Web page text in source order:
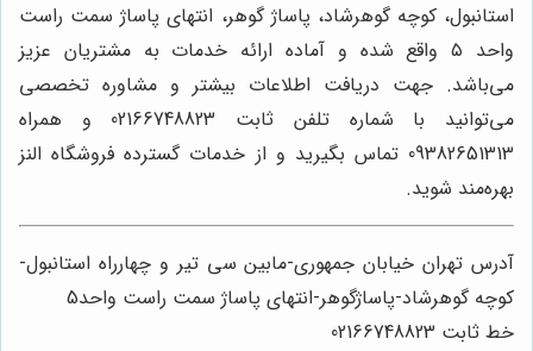
استانبول، کوچه گوهرشاد، پاساژ گوهر، انتهای پاساژ سمت راست
واحد ۵ واقع شده و آماده ارائه خدمات به مشتریان عزیز
می‌باشد. جهت دریافت اطلاعات بیشتر و مشاوره تخصصی
می‌توانید با شماره تلفن ثابت 02166748823 و همراه
09382651313 تماس بگیرید و از خدمات گسترده فروشگاه النز
بهره‌مند شوید.
آدرس تهران خیابان جمهوری-مابین سی تیر و چهارراه استانبول-
کوچه گوهرشاد-پاساژگوهر-انتهای پاساژ سمت راست واحد5
خط ثابت 02166748823